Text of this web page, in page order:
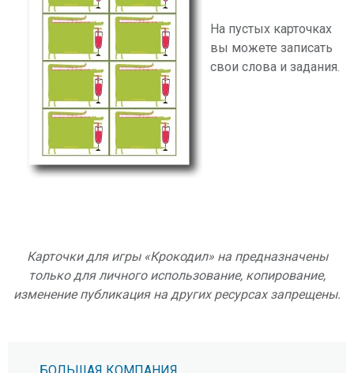
На пустых карточках
вы можете записать
свои слова и задания.
Карточки для игры «Крокодил» на предназначены
только для личного использование, копирование,
изменение публикация на других ресурсах запрещены.